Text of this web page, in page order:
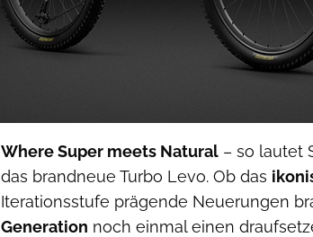
Where Super meets Natural – so lautet
das brandneue Turbo Levo. Ob das
Iterationsstufe prägende Neuerungen
Generation noch einmal einen